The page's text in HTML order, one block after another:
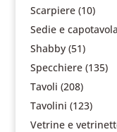
Scarpiere (10)
Sedie e capotavola
Shabby (51)
Specchiere (135)
Tavoli (208)
Tavolini (123)
Vetrine e